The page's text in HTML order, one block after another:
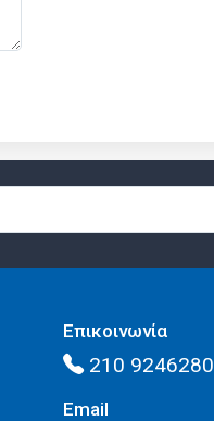
Επικοινωνία
210 9246280
Email